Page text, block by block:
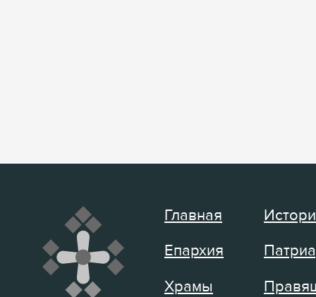
Главная
Епархия
Храмы